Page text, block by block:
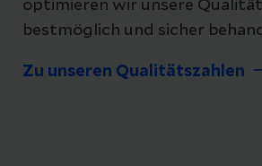
optimieren wir unsere
bestmöglich und sicher
Zu unseren Qualitätszahlen